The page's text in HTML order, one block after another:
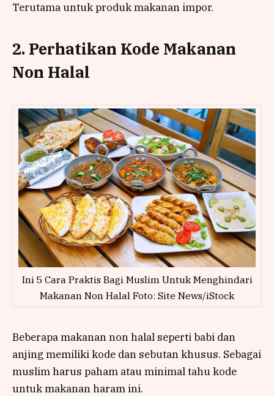
Terutama untuk produk makanan impor.
2. Perhatikan Kode Makanan
Non Halal
Ini 5 Cara Praktis Bagi Muslim Untuk Menghindari
Makanan Non Halal Foto: Site News/iStock
Beberapa makanan non halal seperti babi dan
anjing memiliki kode dan sebutan khusus. Sebagai
muslim harus paham atau minimal tahu kode
untuk makanan haram ini.